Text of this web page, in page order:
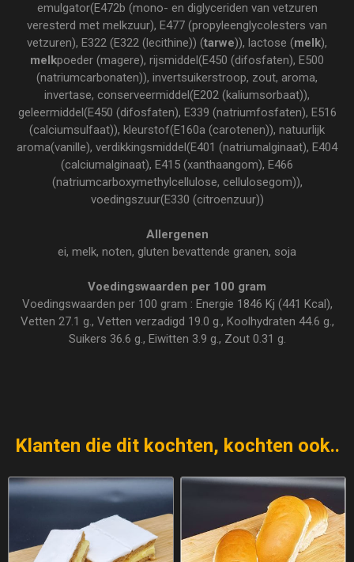
emulgator(E472b (mono- en diglyceriden van vetzuren
veresterd met melkzuur), E477 (propyleenglycolesters van
vetzuren), E322 (E322 (lecithine)) (tarwe)), lactose (melk),
melkpoeder (magere), rijsmiddel(E450 (difosfaten), E500
(natriumcarbonaten)), invertsuikerstroop, zout, aroma,
invertase, conserveermiddel(E202 (kaliumsorbaat)),
geleermiddel(E450 (difosfaten), E339 (natriumfosfaten), E516
(calciumsulfaat)), kleurstof(E160a (carotenen)), natuurlijk
aroma(vanille), verdikkingsmiddel(E401 (natriumalginaat), E404
(calciumalginaat), E415 (xanthaangom), E466
(natriumcarboxymethylcellulose, cellulosegom)),
voedingszuur(E330 (citroenzuur))
Allergenen
ei, melk, noten, gluten bevattende granen, soja
Voedingswaarden per 100 gram
Voedingswaarden per 100 gram : Energie 1846 Kj (441 Kcal),
Vetten 27.1 g., Vetten verzadigd 19.0 g., Koolhydraten 44.6 g.,
Suikers 36.6 g., Eiwitten 3.9 g., Zout 0.31 g.
Klanten die dit kochten, kochten ook..